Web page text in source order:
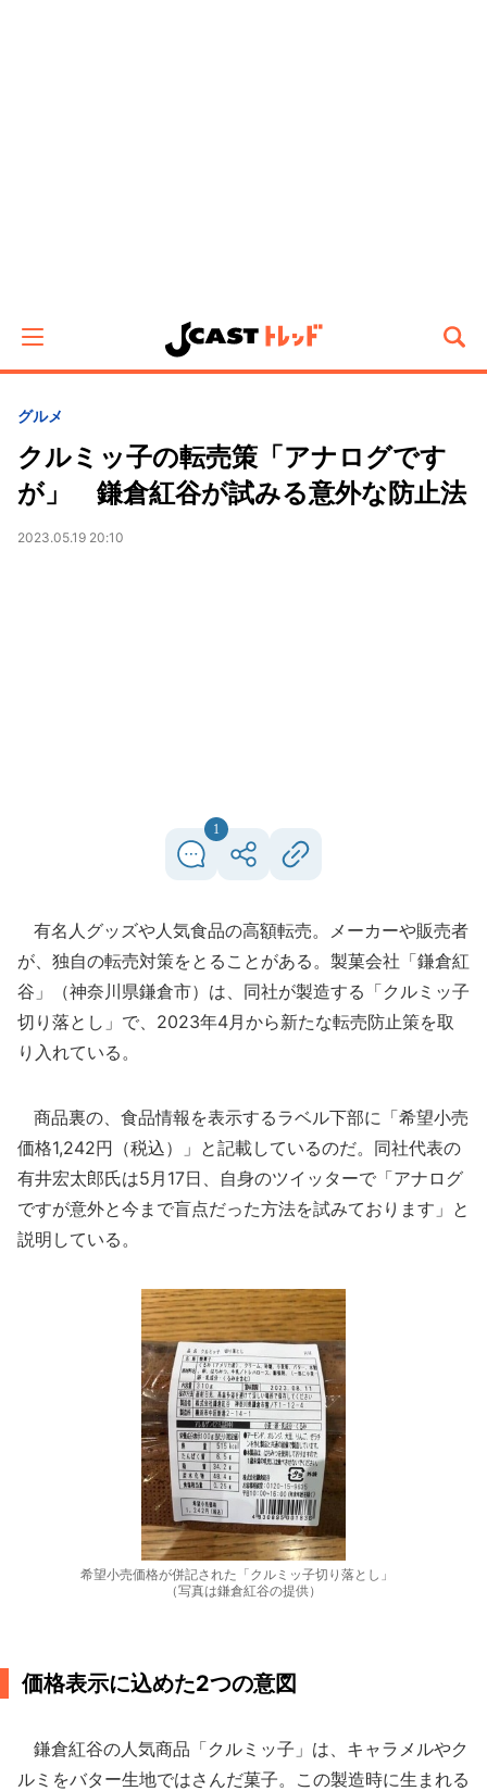
グルメ
クルミッ子の転売策「アナログです
が」 鎌倉紅谷が試みる意外な防止法
2023.05.19 20:10
1
有名人グッズや人気食品の高額転売。メーカーや販売者
が、独自の転売対策をとることがある。製菓会社「鎌倉紅
谷」（神奈川県鎌倉市）は、同社が製造する「クルミッ子
切り落とし」で、2023年4月から新たな転売防止策を取
り入れている。
商品裏の、食品情報を表示するラベル下部に「希望小売
価格1,242円（税込）」と記載しているのだ。同社代表の
有井宏太郎氏は5月17日、自身のツイッターで「アナログ
ですが意外と今まで盲点だった方法を試みております」と
説明している。
希望小売価格が併記された「クルミッ子切り落とし」
（写真は鎌倉紅谷の提供）
価格表示に込めた2つの意図
鎌倉紅谷の人気商品「クルミッ子」は、キャラメルやク
ルミをバター生地ではさんだ菓子。この製造時に生まれる